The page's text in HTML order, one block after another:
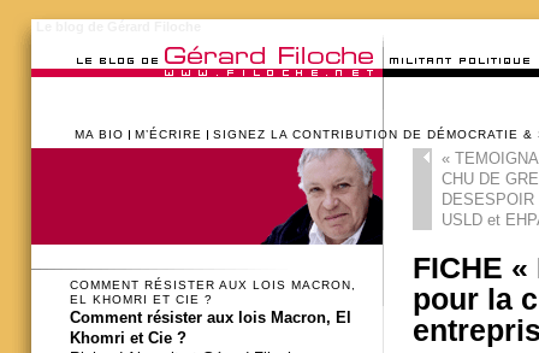
MA BIO M’ÉCRIRE SIGNEZ LA CONTRIBUTION DE DÉMOCRATIE &
«
CHU DE
DESESPOIR
USLD et
FICHE «
pour la
COMMENT RÉSISTER AUX LOIS MACRON,
EL KHOMRI ET CIE ?
Comment résister aux lois Macron, El
Khomri et Cie ?